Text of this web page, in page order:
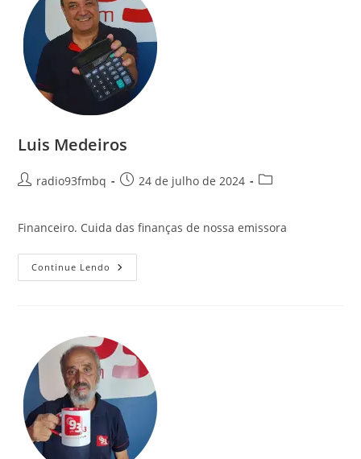
Luis Medeiros
radio93fmbq 24 de julho de 2024
Financeiro. Cuida das finanças de nossa emissora
Continue Lendo